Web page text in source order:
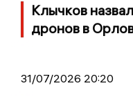
Клычков
дронов в
31/07/2026 20:20